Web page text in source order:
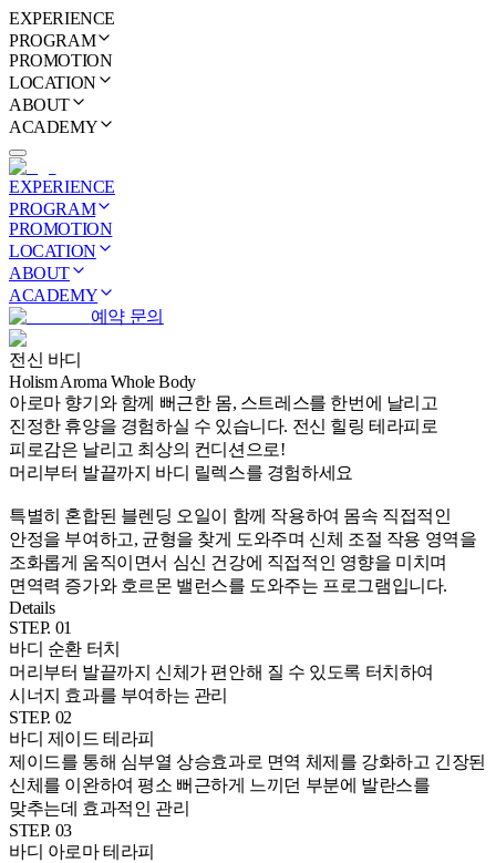
EXPERIENCE
PROGRAM
PROMOTION
LOCATION
ABOUT
ACADEMY
EXPERIENCE
PROGRAM
PROMOTION
LOCATION
ABOUT
ACADEMY
예약 문의
전신 바디
Holism Aroma Whole Body
아로마 향기와 함께 뻐근한 몸, 스트레스를 한번에 날리고
진정한 휴양을 경험하실 수 있습니다. 전신 힐링 테라피로
피로감은 날리고 최상의 컨디션으로!
머리부터 발끝까지 바디 릴렉스를 경험하세요
특별히 혼합된 블렌딩 오일이 함께 작용하여 몸속 직접적인
안정을 부여하고, 균형을 찾게 도와주며 신체 조절 작용 영역을
조화롭게 움직이면서 심신 건강에 직접적인 영향을 미치며
면역력 증가와 호르몬 밸런스를 도와주는 프로그램입니다.
Details
STEP. 01
바디 순환 터치
머리부터 발끝까지 신체가 편안해 질 수 있도록 터치하여
시너지 효과를 부여하는 관리
STEP. 02
바디 제이드 테라피
제이드를 통해 심부열 상승효과로 면역 체제를 강화하고 긴장된
신체를 이완하여 평소 뻐근하게 느끼던 부분에 발란스를
맞추는데 효과적인 관리
STEP. 03
바디 아로마 테라피